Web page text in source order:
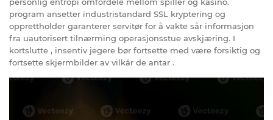
program ansetter industristandard SSL kryptering og
opprettholder garanterer servitør for å vakte sår informasjon
fra uautorisert tilnærming operasjonsstue avskjæring. I
kortslutte , insentiv jegere bør fortsette med være forsiktig og
fortsette skjermbilder av vilkår de antar .